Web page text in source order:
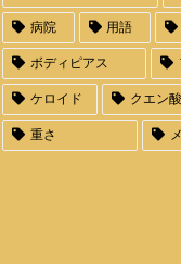
病院 用語
ボディピアス
ケロイド クエン酸
重さ